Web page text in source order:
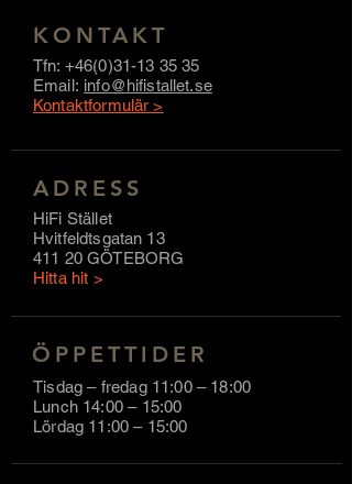
KONTAKT
Tfn: +46(0)31-13 35 35
Email: info@hifistallet.se
Kontaktformulär >
ADRESS
HiFi Stället
Hvitfeldtsgatan 13
411 20 GÖTEBORG
Hitta hit >
ÖPPETTIDER
Tisdag – fredag 11:00 – 18:00
Lunch 14:00 – 15:00
Lördag 11:00 – 15:00